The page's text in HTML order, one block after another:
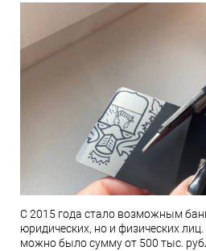
С 2015 года стало возможным
юридических, но и физических
можно было сумму от 500 тыс.